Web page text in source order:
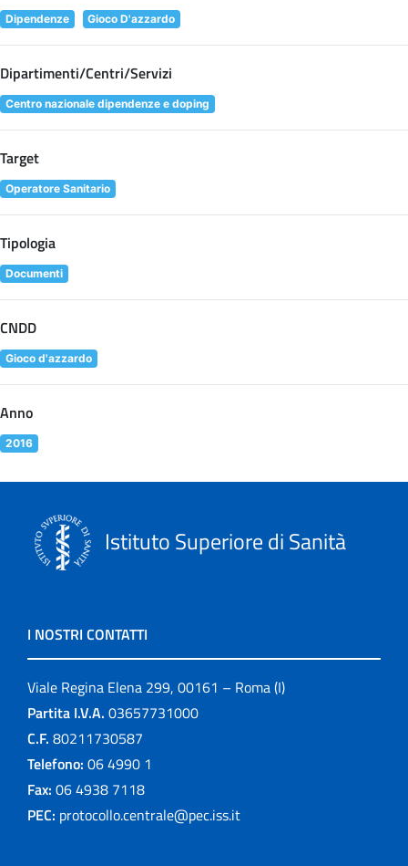
Dipendenze Gioco D'azzardo
Dipartimenti/Centri/Servizi
Centro nazionale dipendenze e doping
Target
Operatore Sanitario
Tipologia
Documenti
CNDD
Gioco d'azzardo
Anno
2016
Istituto Superiore di Sanità
I NOSTRI CONTATTI
Viale Regina Elena 299, 00161 – Roma (I)
Partita I.V.A. 03657731000
C.F. 80211730587
Telefono: 06 4990 1
Fax: 06 4938 7118
PEC: protocollo.centrale@pec.iss.it